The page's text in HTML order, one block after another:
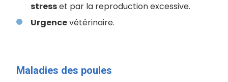
stresset par la reproduction excessive.
Urgencevétérinaire.
Maladies des poules